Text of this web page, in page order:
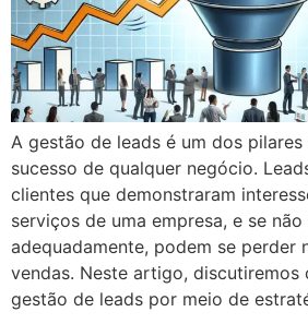
A gestão de leads é um dos
sucesso de qualquer negócio.
clientes que demonstraram
serviços de uma empresa, e se
adequadamente, podem se perder
vendas. Neste artigo, discutiremos
gestão de leads por meio de